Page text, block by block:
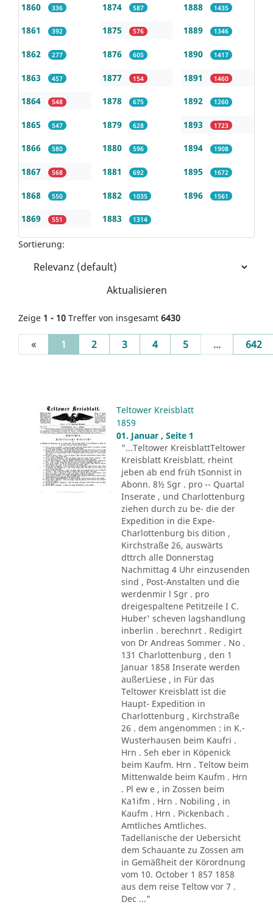
1860 336
1861 392
1862 277
1863 457
1864 548
1865 547
1866 580
1867 568
1868 550
1869 551
1874 587
1875 576
1876 605
1877 154
1878 675
1879 628
1880 596
1881 692
1882 1035
1883 1314
1888 1435
1889 1346
1890 1417
1891 1460
1892 1260
1893 1723
1894 1908
1895 1672
1896 1561
Sortierung:
Aktualisieren
Zeige 1 - 10 Treffer von insgesamt 6430
« 1 (current)
2 3 4 5 ... 642
Teltower Kreisblatt
1859
01. Januar , Seite 1
"...Teltower KreisblattTeltower
Kreisblatt Kreisblatt. rheint
jeben ab end früh tSonnist in
Abonn. 8½ Sgr . pro -- Quartal
Inserate , und Charlottenburg
ziehen durch zu be- die der
Expedition in die Expe-
Charlottenburg bis dition ,
Kirchstraße 26, auswärts
dttrch alle Donnerstag
Nachmittag 4 Uhr einzusenden
sind , Post-Anstalten und die
werdenmir l Sgr . pro
dreigespaltene Petitzeile I C.
Huber' scheven lagshandlung
inberlin . berechnrt . Redigirt
von Dr Andreas Sommer . No .
131 Charlottenburg , den 1
Januar 1858 Inserate werden
außerLiese , in Für das
Teltower Kreisblatt ist die
Haupt- Expedition in
Charlottenburg , Kirchstraße
26 . dem angenommen : in K.-
Wusterhausen beim Kaufri .
Hrn . Seh eber in Köpenick
beim Kaufm. Hrn . Teltow beim
Mittenwalde beim Kaufm . Hrn
. Pl ew e , in Zossen beim
Ka1ifm . Hrn . Nobiling , in
Kaufm . Hrn . Pickenbach .
Amtliches Amtliches.
Tadellanische der Uebersicht
dem Schauante zu Zossen am
in Gemäßheit der Körordnung
vom 10. October 1 857 1858
aus dem reise Teltow vor 7 .
Dec ..."